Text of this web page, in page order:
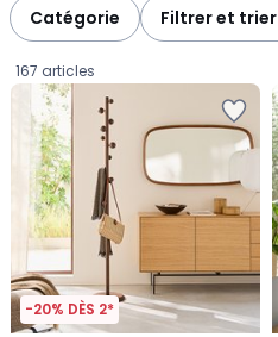
Catégorie Filtrer et trier
167 articles
-20% DÈS 2*